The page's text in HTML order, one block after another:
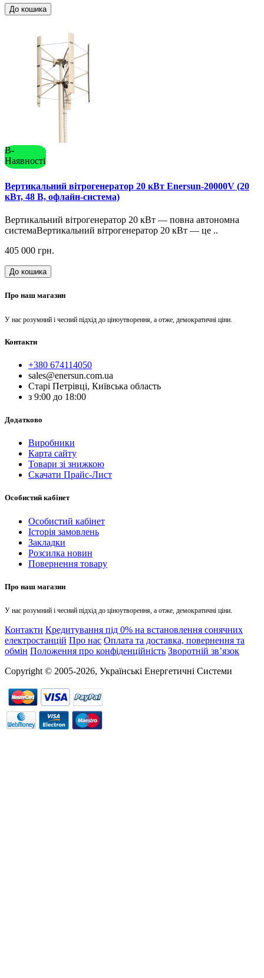
До кошика
В-
Наявності
Вертикальний вітрогенератор 20 кВт Enersun-20000V (20
кВт, 48 В, офлайн-система)
Вертикальний вітрогенератор 20 кВт — повна автономна
системаВертикальний вітрогенератор 20 кВт — це ..
405 000 грн.
До кошика
Про наш магазин
У нас розумний і чесний підхід до ціноутворення, а отже, демократичні ціни.
Контакти
+380 674114050
sales@enersun.com.ua
Старі Петрівці, Київська область
з 9:00 до 18:00
Додатково
Виробники
Карта сайту
Товари зі знижкою
Скачати Прайс-Лист
Особистий кабінет
Особистий кабінет
Історія замовлень
Закладки
Розсилка новин
Повернення товару
Про наш магазин
У нас розумний і чесний підхід до ціноутворення, а отже, демократичні ціни.
Контакти Кредитування під 0% на встановлення сонячних
електростанцій Про нас Оплата та доставка, повернення та
обмін Положення про конфіденційність Зворотній зв’язок
Copyright © 2005-2026, Українські Енергетичні Системи